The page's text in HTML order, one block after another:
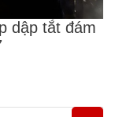
dập tắt đám